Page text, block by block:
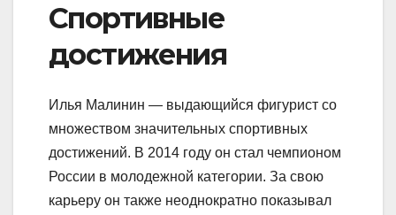
Спортивные
достижения
Илья Малинин — выдающийся фигурист со
множеством значительных спортивных
достижений. В 2014 году он стал чемпионом
России в молодежной категории. За свою
карьеру он также неоднократно показывал